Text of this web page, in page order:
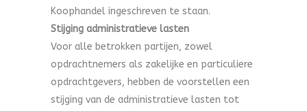
Koophandel ingeschreven te staan.
Stijging administratieve lasten
Voor alle betrokken partijen, zowel
opdrachtnemers als zakelijke en particuliere
opdrachtgevers, hebben de voorstellen een
stijging van de administratieve lasten tot